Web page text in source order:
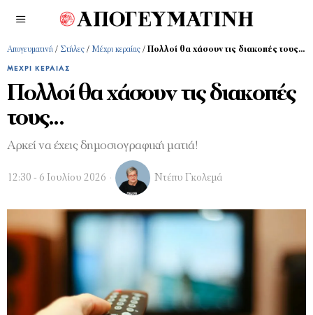
Απογευματινή / Στήλες / Μέχρι κεραίας / Πολλοί θα χάσουν τις διακοπές τους…
ΜΈΧΡΙ ΚΕΡΑΊΑΣ
Πολλοί θα χάσουν τις διακοπές
τους…
Αρκεί να έχεις δημοσιογραφική ματιά!
12:30 - 6 Ιουλίου 2026 Ντέπυ Γκολεμά